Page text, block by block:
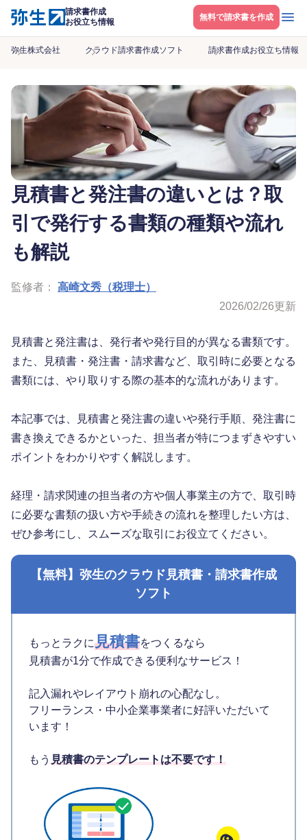
請求書作成
お役立ち情報
無料で請求書を作成 メニ
弥生株式会社 クラウド請求書作成ソフト 請求書作成お役立ち情報
見積書と発注書の違いとは？取
引で発行する書類の種類や流れ
も解説
監修者： 高崎文秀（税理士）
2026/02/26更新
見積書と発注書は、発行者や発行目的が異なる書類です。
また、見積書・発注書・請求書など、取引時に必要となる
書類には、やり取りする際の基本的な流れがあります。
本記事では、見積書と発注書の違いや発行手順、発注書に
書き換えできるかといった、担当者が特につまずきやすい
ポイントをわかりやすく解説します。
経理・請求関連の担当者の方や個人事業主の方で、取引時
に必要な書類の扱い方や手続きの流れを整理したい方は、
ぜひ参考にし、スムーズな取引にお役立てください。
【無料】弥生のクラウド見積書・請求書作成
ソフト
もっとラクに見積書をつくるなら
見積書が1分で作成できる便利なサービス！
記入漏れやレイアウト崩れの心配なし。
フリーランス・中小企業事業者に好評いただいて
います！
もう 見積書のテンプレートは不要です！